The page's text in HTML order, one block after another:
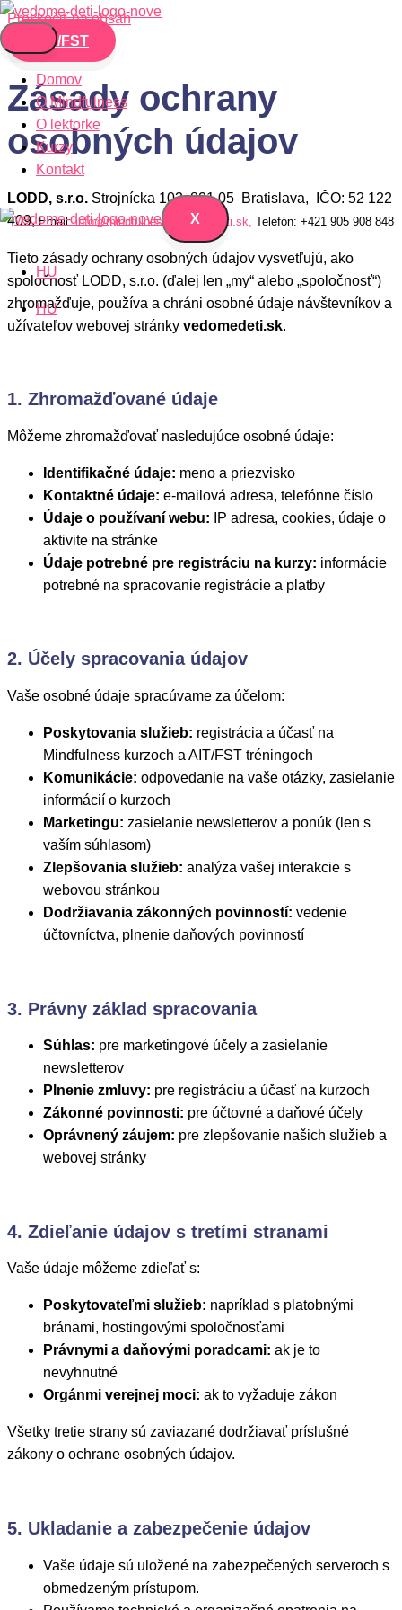
Preskočiť na obsah
Domov
O Mindfulness
O lektorke
Kurzy
Kontakt
X
HU
HU
AIT/FST
Zásady ochrany
osobných údajov
LODD, s.r.o. Strojnícka 103, 821 05 Bratislava, IČO: 52 122
409,Email:info@mindfulness.vedomedeti.sk, Telefón: +421 905 908 848
Tieto zásady ochrany osobných údajov vysvetľujú, ako
spoločnosť LODD, s.r.o. (ďalej len „my“ alebo „spoločnosť“)
zhromažďuje, používa a chráni osobné údaje návštevníkov a
užívateľov webovej stránky vedomedeti.sk.
1. Zhromažďované údaje
Môžeme zhromažďovať nasledujúce osobné údaje:
Identifikačné údaje: meno a priezvisko
Kontaktné údaje: e-mailová adresa, telefónne číslo
Údaje o používaní webu: IP adresa, cookies, údaje o
aktivite na stránke
Údaje potrebné pre registráciu na kurzy: informácie
potrebné na spracovanie registrácie a platby
2. Účely spracovania údajov
Vaše osobné údaje spracúvame za účelom:
Poskytovania služieb: registrácia a účasť na
Mindfulness kurzoch a AIT/FST tréningoch
Komunikácie: odpovedanie na vaše otázky, zasielanie
informácií o kurzoch
Marketingu: zasielanie newsletterov a ponúk (len s
vaším súhlasom)
Zlepšovania služieb: analýza vašej interakcie s
webovou stránkou
Dodržiavania zákonných povinností: vedenie
účtovníctva, plnenie daňových povinností
3. Právny základ spracovania
Súhlas: pre marketingové účely a zasielanie
newsletterov
Plnenie zmluvy: pre registráciu a účasť na kurzoch
Zákonné povinnosti: pre účtovné a daňové účely
Oprávnený záujem: pre zlepšovanie našich služieb a
webovej stránky
4. Zdieľanie údajov s tretími stranami
Vaše údaje môžeme zdieľať s:
Poskytovateľmi služieb: napríklad s platobnými
bránami, hostingovými spoločnosťami
Právnymi a daňovými poradcami: ak je to
nevyhnutné
Orgánmi verejnej moci: ak to vyžaduje zákon
Všetky tretie strany sú zaviazané dodržiavať príslušné
zákony o ochrane osobných údajov.
5. Ukladanie a zabezpečenie údajov
Vaše údaje sú uložené na zabezpečených serveroch s
obmedzeným prístupom.